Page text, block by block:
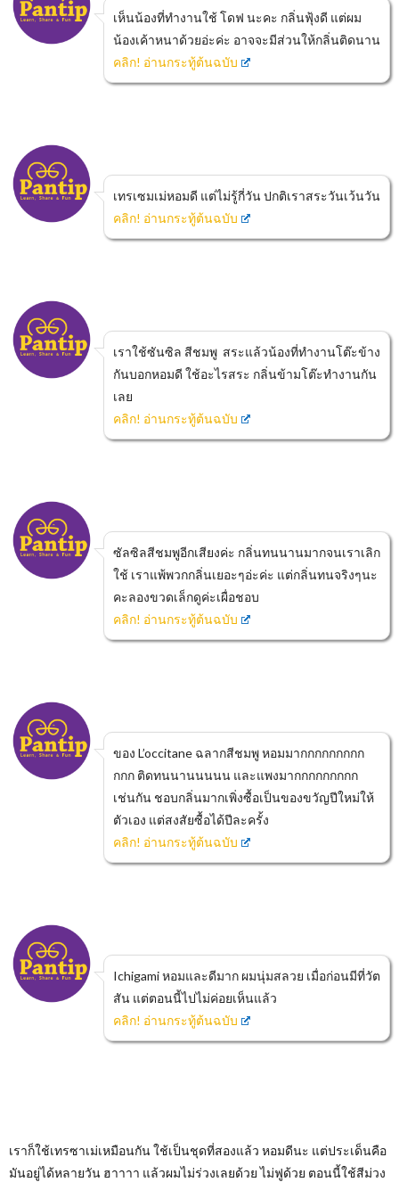
เห็นน้องที่ทำงานใช้ โดฟ นะคะ กลิ่นฟุ้งดี แต่ผม
น้องเค้าหนาด้วยอ่ะค่ะ อาจจะมีส่วนให้กลิ่นติดนาน
คลิก! อ่านกระทู้ต้นฉบับ
เทรเซมเม่หอมดี แต่ไม่รู้กี่วัน ปกติเราสระวันเว้นวัน
คลิก! อ่านกระทู้ต้นฉบับ
เราใช้ซันซิล สีชมพู สระแล้วน้องที่ทำงานโต๊ะข้าง
กันบอกหอมดี ใช้อะไรสระ กลิ่นข้ามโต๊ะทำงานกัน
เลย
คลิก! อ่านกระทู้ต้นฉบับ
ซัลซิลสีชมพูอีกเสียงค่ะ กลิ่นทนนานมากจนเราเลิก
ใช้ เราแพ้พวกกลิ่นเยอะๆอ่ะค่ะ แต่กลิ่นทนจริงๆนะ
คะลองขวดเล็กดูค่ะเผื่อชอบ
คลิก! อ่านกระทู้ต้นฉบับ
ของ L’occitane ฉลากสีชมพู หอมมากกกกกกกกก
กกก ติดทนนานนนนน และแพงมากกกกกกกกก
เช่นกัน ชอบกลิ่นมากเพิ่งซื้อเป็นของขวัญปีใหม่ให้
ตัวเอง แต่สงสัยซื้อได้ปีละครั้ง
คลิก! อ่านกระทู้ต้นฉบับ
Ichigami หอมและดีมาก ผมนุ่มสลวย เมื่อก่อนมีที่วัต
สัน แต่ตอนนี้ไปไม่ค่อยเห็นแล้ว
คลิก! อ่านกระทู้ต้นฉบับ
เราก็ใช้เทรซาเม่เหมือนกัน ใช้เป็นชุดที่สองแล้ว หอมดีนะ แต่ประเด็นคือ
มันอยู่ได้หลายวัน ฮาาาา แล้วผมไม่ร่วงเลยด้วย ไม่ฟูด้วย ตอนนี้ใช้สีม่วง